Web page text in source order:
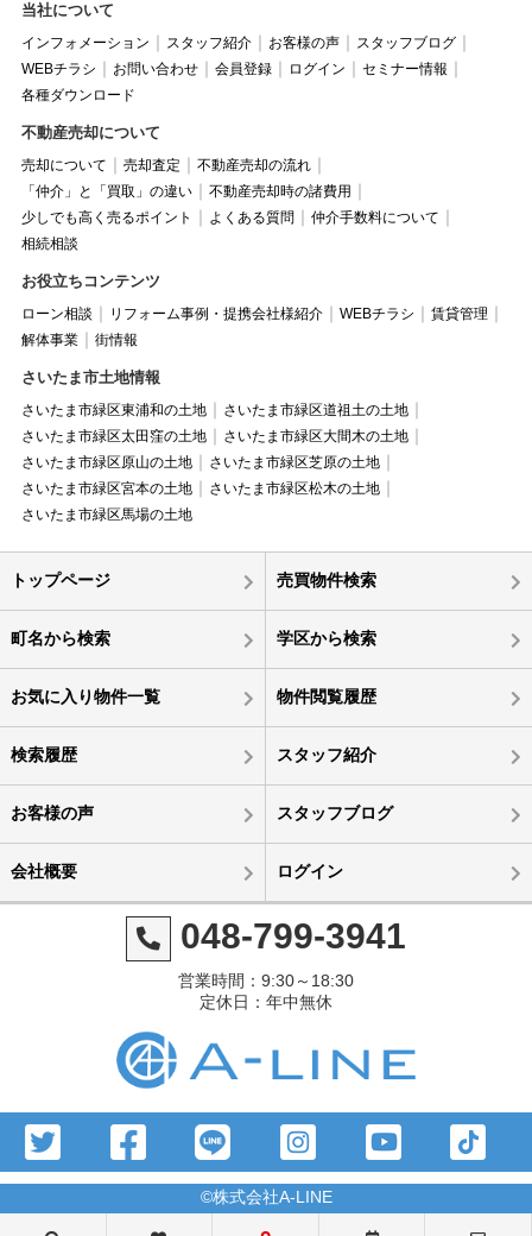
当社について
インフォメーション スタッフ紹介 お客様の声
スタッフブログ
WEBチラシ
お問い合わせ 会員登録 ログイン
セミナー情報
各種ダウンロード
不動産売却について
売却について 売却査定
不動産売却の流れ
「仲介」と「買取」の違い
不動産売却時の諸費用
少しでも高く売るポイント
よくある質問
仲介手数料について
相続相談
お役立ちコンテンツ
ローン相談 リフォーム事例・提携会社様紹介 WEBチラシ
賃貸管理
解体事業
街情報
さいたま市土地情報
さいたま市緑区東浦和の土地
さいたま市緑区道祖土の土地
さいたま市緑区太田窪の土地
さいたま市緑区大間木の土地
さいたま市緑区原山の土地
さいたま市緑区芝原の土地
さいたま市緑区宮本の土地
さいたま市緑区松木の土地
さいたま市緑区馬場の土地
トップページ 売買物件検索
町名から検索 学区から検索
お気に入り物件一覧 物件閲覧履歴
検索履歴 スタッフ紹介
お客様の声 スタッフブログ
会社概要 ログイン
048-799-3941
営業時間：9:30～18:30
定休日：年中無休
©株式会社A-LINE